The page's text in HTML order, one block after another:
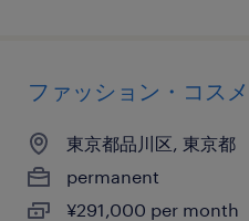
ファッション・コス
東京都品川区, 東京都
permanent
¥291,000 per month